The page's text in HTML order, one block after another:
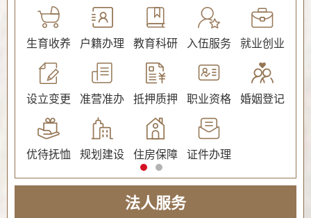
生育收养 户籍办理 教育科研 入伍服务 就业创业
设立变更 准营准办 抵押质押 职业资格 婚姻登记
优待抚恤 规划建设 住房保障 证件办理
法人服务